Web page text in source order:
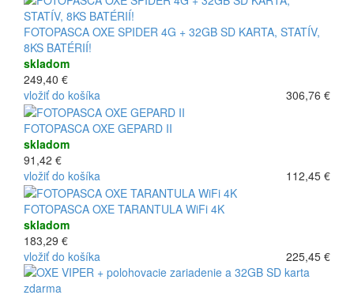
FOTOPASCA OXE SPIDER 4G + 32GB SD KARTA, STATÍV,
8KS BATÉRIÍ!
skladom
249,40 €
306,76 €
vložiť do košíka
FOTOPASCA OXE GEPARD II
skladom
91,42 €
112,45 €
vložiť do košíka
FOTOPASCA OXE TARANTULA WiFi 4K
skladom
183,29 €
225,45 €
vložiť do košíka